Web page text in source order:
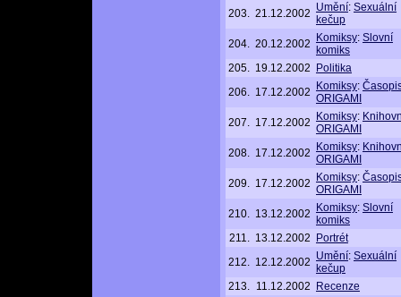
203. 21.12.2002 Umění: Sexuální
kečup
204. 20.12.2002 Komiksy: Slovní
komiks
205. 19.12.2002
Politika
206. 17.12.2002 Komiksy:
ORIGAMI
207. 17.12.2002 Komiksy:
ORIGAMI
208. 17.12.2002 Komiksy:
ORIGAMI
209. 17.12.2002 Komiksy:
ORIGAMI
210. 13.12.2002 Komiksy: Slovní
komiks
211. 13.12.2002
Portrét
212. 12.12.2002 Umění: Sexuální
kečup
213. 11.12.2002
Recenze